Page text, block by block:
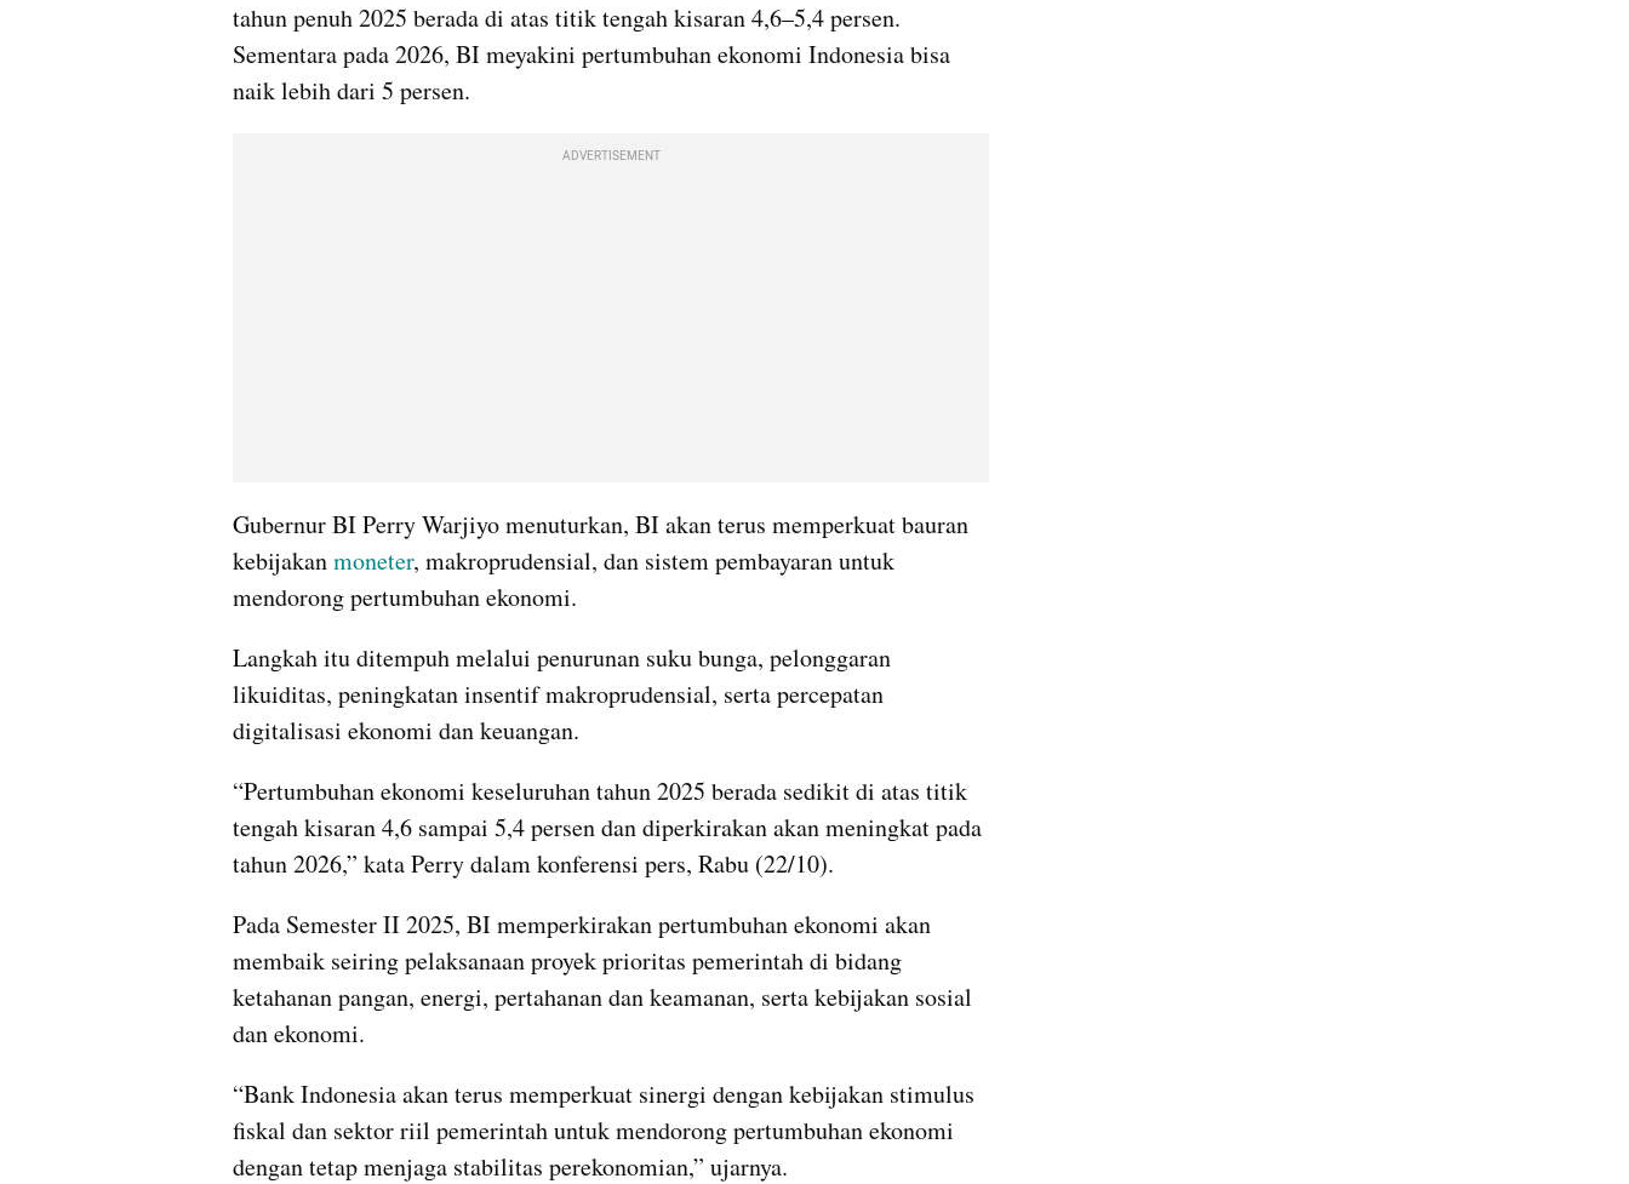
tahun penuh 2025 berada di atas titik tengah kisaran 4,6–5,4 persen.
Sementara pada 2026, BI meyakini pertumbuhan ekonomi Indonesia bisa
naik lebih dari 5 persen.
ADVERTISEMENT
Gubernur BI Perry Warjiyo menuturkan, BI akan terus memperkuat bauran
kebijakan moneter, makroprudensial, dan sistem pembayaran untuk
mendorong pertumbuhan ekonomi.
Langkah itu ditempuh melalui penurunan suku bunga, pelonggaran
likuiditas, peningkatan insentif makroprudensial, serta percepatan
digitalisasi ekonomi dan keuangan.
“Pertumbuhan ekonomi keseluruhan tahun 2025 berada sedikit di atas titik
tengah kisaran 4,6 sampai 5,4 persen dan diperkirakan akan meningkat pada
tahun 2026,” kata Perry dalam konferensi pers, Rabu (22/10).
Pada Semester II 2025, BI memperkirakan pertumbuhan ekonomi akan
membaik seiring pelaksanaan proyek prioritas pemerintah di bidang
ketahanan pangan, energi, pertahanan dan keamanan, serta kebijakan sosial
dan ekonomi.
“Bank Indonesia akan terus memperkuat sinergi dengan kebijakan stimulus
fiskal dan sektor riil pemerintah untuk mendorong pertumbuhan ekonomi
dengan tetap menjaga stabilitas perekonomian,” ujarnya.